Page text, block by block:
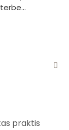
praktis